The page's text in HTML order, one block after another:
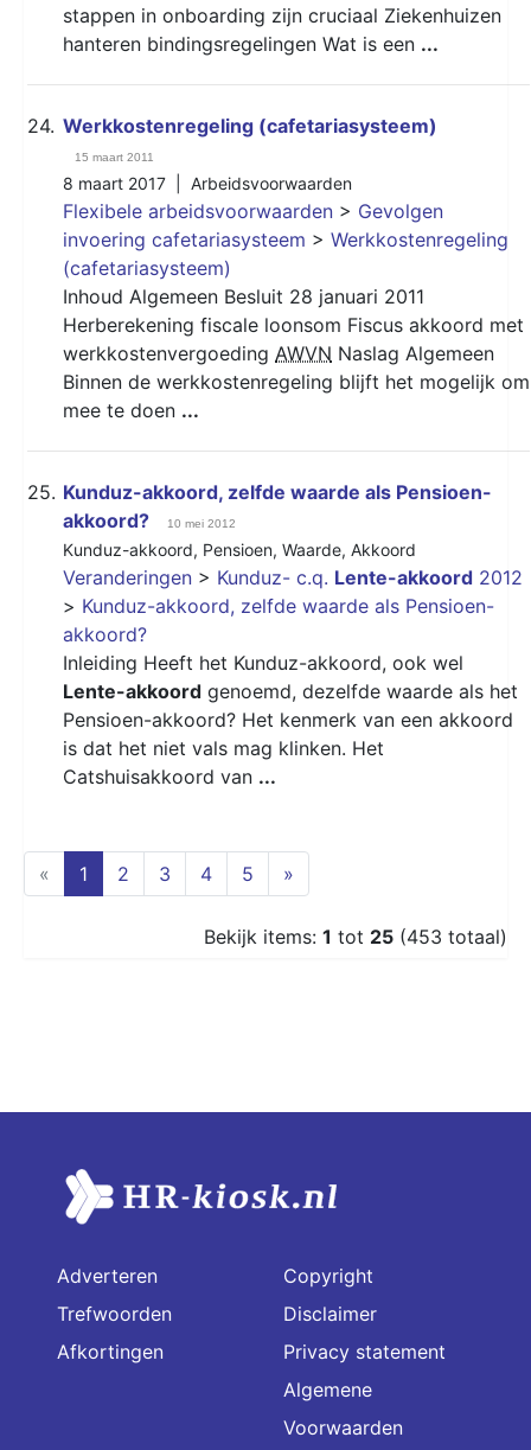
stappen in onboarding zijn cruciaal Ziekenhuizen
hanteren bindingsregelingen Wat is een ...
24. Werkkostenregeling (cafetariasysteem)
15 maart 2011
8 maart 2017 | Arbeidsvoorwaarden
Flexibele arbeidsvoorwaarden > Gevolgen
invoering cafetariasysteem > Werkkostenregeling
(cafetariasysteem)
Inhoud Algemeen Besluit 28 januari 2011
Herberekening fiscale loonsom Fiscus akkoord met
werkkostenvergoeding AWVN Naslag Algemeen
Binnen de werkkostenregeling blijft het mogelijk om
mee te doen ...
25. Kunduz-akkoord, zelfde waarde als Pensioen-
akkoord?
10 mei 2012
Kunduz-akkoord, Pensioen, Waarde, Akkoord
Veranderingen > Kunduz- c.q. Lente-akkoord 2012
> Kunduz-akkoord, zelfde waarde als Pensioen-
akkoord?
Inleiding Heeft het Kunduz-akkoord, ook wel
Lente-akkoord genoemd, dezelfde waarde als het
Pensioen-akkoord? Het kenmerk van een akkoord
is dat het niet vals mag klinken. Het
Catshuisakkoord van ...
« 1 (current)
2 3 4 5 »
Bekijk items: 1 tot 25 (453 totaal)
Adverteren
Trefwoorden
Afkortingen
Copyright
Disclaimer
Privacy statement
Algemene
Voorwaarden